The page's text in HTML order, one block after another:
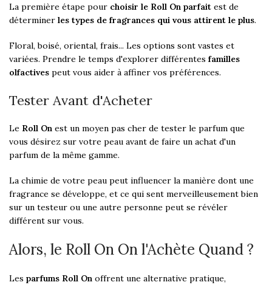
La première étape pour choisir le Roll On parfait est de
déterminer les types de fragrances qui vous attirent le plus.
Floral, boisé, oriental, frais... Les options sont vastes et
variées. Prendre le temps d'explorer différentes familles
olfactives peut vous aider à affiner vos préférences.
Tester Avant d'Acheter
Le Roll On est un moyen pas cher de tester le parfum que
vous désirez sur votre peau avant de faire un achat d'un
parfum de la même gamme.
La chimie de votre peau peut influencer la manière dont une
fragrance se développe, et ce qui sent merveilleusement bien
sur un testeur ou une autre personne peut se révéler
différent sur vous.
Alors, le Roll On On l'Achète Quand ?
Les parfums Roll On offrent une alternative pratique,